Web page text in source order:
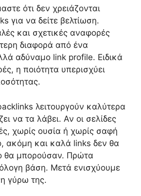
ότι δεν χρειάζονται
για να δείτε βελτίωση.
και σχετικές αναφορές
διαφορά από ένα
αδύναμο link profile. Ειδικά
η ποιότητα υπερισχύει
λειτουργούν καλύτερα
να τα λάβει. Αν οι σελίδες
χωρίς ουσία ή χωρίς σαφή
ακόμη και καλά links δεν θα
θα μπορούσαν. Πρώτα
βάση. Μετά ενισχύουμε
γύρω της.